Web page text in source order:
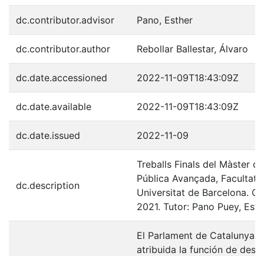
dc.contributor.advisor Pano, Esther
dc.contributor.author Rebollar Ballestar, Álvaro
dc.date.accessioned 2022-11-09T18:43:09Z
dc.date.available 2022-11-09T18:43:09Z
dc.date.issued 2022-11-09
dc.description
Treballs Finals del Màster
Pública Avançada, Facultat
Universitat de Barcelona.
2021. Tutor: Pano Puey,
El Parlament de Catalunya
atribuida la función de